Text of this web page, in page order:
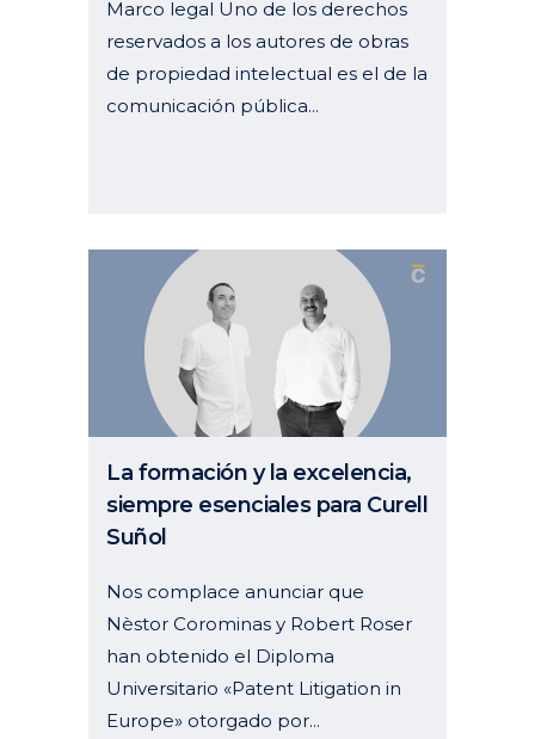
Marco legal Uno de los derechos
reservados a los autores de obras
de propiedad intelectual es el de la
comunicación pública...
La formación y la excelencia,
siempre esenciales para Curell
Suñol
Nos complace anunciar que
Nèstor Corominas y Robert Roser
han obtenido el Diploma
Universitario «Patent Litigation in
Europe» otorgado por...